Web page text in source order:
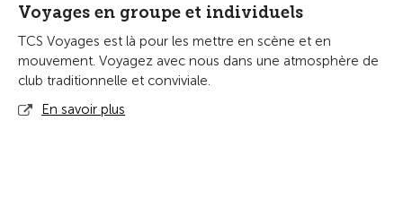
Voyages en groupe et individuels
TCS Voyages est là pour les mettre en scène et en
mouvement. Voyagez avec nous dans une atmosphère de
club traditionnelle et conviviale.
En savoir plus